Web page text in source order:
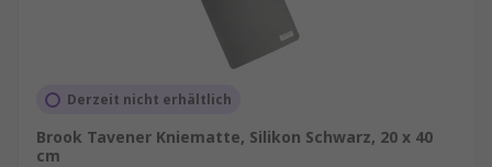
Derzeit nicht erhältlich
Brook Tavener Kniematte, Silikon Schwarz, 20 x 40
cm